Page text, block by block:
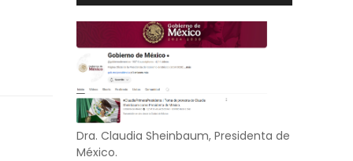
Dra. Claudia Sheinbaum, Presidenta de
México.